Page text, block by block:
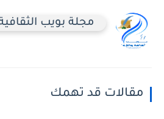
مجلة بويب
مقالات قد تهمك